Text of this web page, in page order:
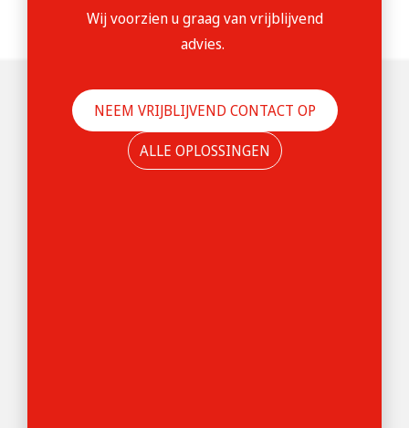
Wij voorzien u graag van vrijblijvend
advies.
NEEM VRIJBLIJVEND CONTACT OP
ALLE OPLOSSINGEN